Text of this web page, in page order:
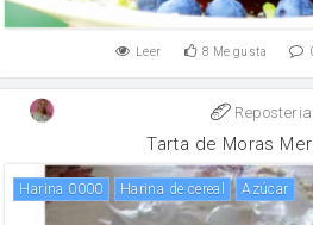
Leer 8 Me gusta
Reposteria
Tarta de Moras
Harina 0000 Harina de cereal Azúcar